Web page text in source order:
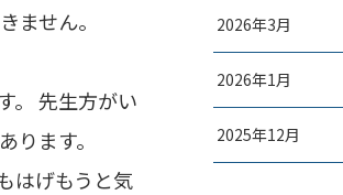
ません。
。 先生方がい
ります。
はげもうと気
2026年3月
2026年1月
2025年12月